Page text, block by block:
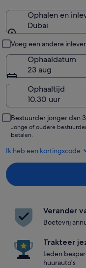
Ophalen en
Dubai
Voeg een andere
Ophaaldatum
23 aug
Ophaaltijd
Bestuurder jonger dan
Jonge of oudere
betalen.
Ik heb een kortingscode
Verander
Boetevrij
Trakteer
Leden
huurauto's